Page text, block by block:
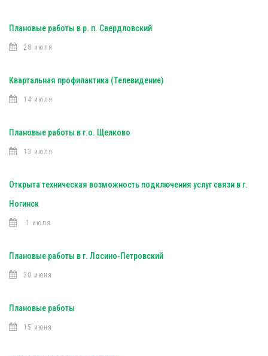
Плановые работы в р. п. Свердловский
28 июля
Квартальная профилактика (Телевидение)
14 июля
Плановые работы в г.о. Щелково
13 июля
Открыта техническая возможность подключения услуг связи в г.
Ногинск
1 июля
Плановые работы в г. Лосино-Петровский
30 июня
Плановые работы
15 июня